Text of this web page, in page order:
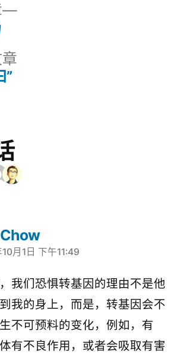
”
下
月1日 下午11:49
我们恐惧转基因的理由不是他
我的身上，而是，转基因会不
不可预料的变化，例如，有
有不良作用，或者会吸取有害